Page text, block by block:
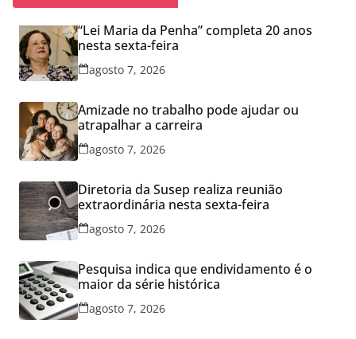
“Lei Maria da Penha” completa 20 anos
nesta sexta-feira
agosto 7, 2026
Amizade no trabalho pode ajudar ou
atrapalhar a carreira
agosto 7, 2026
Diretoria da Susep realiza reunião
extraordinária nesta sexta-feira
agosto 7, 2026
Pesquisa indica que endividamento é o
maior da série histórica
agosto 7, 2026